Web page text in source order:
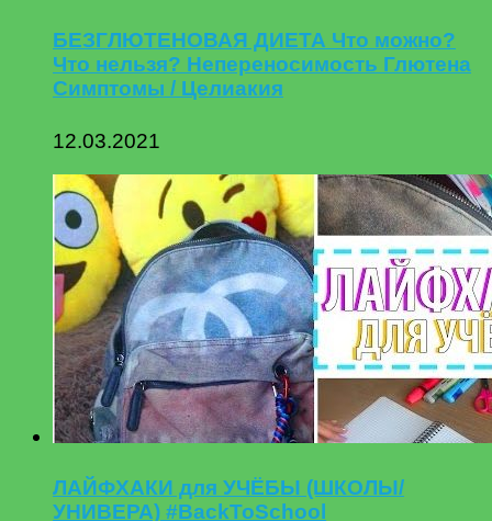
БЕЗГЛЮТЕНОВАЯ ДИЕТА Что можно?
Что нельзя? Непереносимость Глютена
Симптомы / Целиакия
12.03.2021
ЛАЙФХАКИ для УЧЁБЫ (ШКОЛЫ/
УНИВЕРА) #BackToSchool